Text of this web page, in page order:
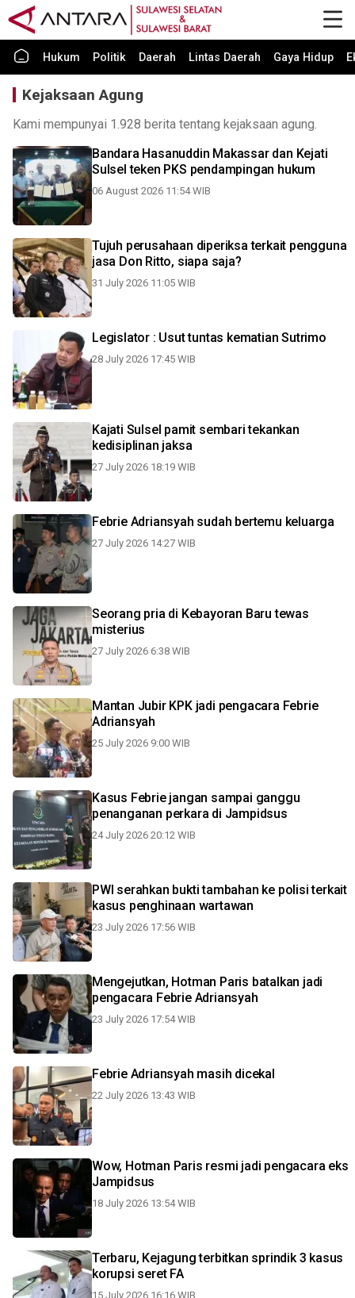
Hukum Politik Daerah Lintas Daerah Gaya Hidup
Kejaksaan Agung
Kami mempunyai 1.928 berita tentang kejaksaan agung.
Bandara Hasanuddin Makassar dan Kejati
Sulsel teken PKS pendampingan hukum
06 August 2026 11:54 WIB
Tujuh perusahaan diperiksa terkait pengguna
jasa Don Ritto, siapa saja?
31 July 2026 11:05 WIB
Legislator : Usut tuntas kematian Sutrimo
28 July 2026 17:45 WIB
Kajati Sulsel pamit sembari tekankan
kedisiplinan jaksa
27 July 2026 18:19 WIB
Febrie Adriansyah sudah bertemu keluarga
27 July 2026 14:27 WIB
Seorang pria di Kebayoran Baru tewas
misterius
27 July 2026 6:38 WIB
Mantan Jubir KPK jadi pengacara Febrie
Adriansyah
25 July 2026 9:00 WIB
Kasus Febrie jangan sampai ganggu
penanganan perkara di Jampidsus
24 July 2026 20:12 WIB
PWI serahkan bukti tambahan ke polisi terkait
kasus penghinaan wartawan
23 July 2026 17:56 WIB
Mengejutkan, Hotman Paris batalkan jadi
pengacara Febrie Adriansyah
23 July 2026 17:54 WIB
Febrie Adriansyah masih dicekal
22 July 2026 13:43 WIB
Wow, Hotman Paris resmi jadi pengacara eks
Jampidsus
18 July 2026 13:54 WIB
Terbaru, Kejagung terbitkan sprindik 3 kasus
korupsi seret FA
15 July 2026 16:16 WIB